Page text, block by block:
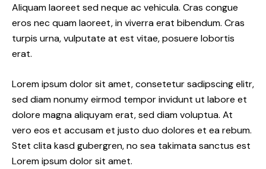
Aliquam laoreet sed neque ac vehicula. Cras congue
eros nec quam laoreet, in viverra erat bibendum. Cras
turpis urna, vulputate at est vitae, posuere lobortis
erat.
Lorem ipsum dolor sit amet, consetetur sadipscing elitr,
sed diam nonumy eirmod tempor invidunt ut labore et
dolore magna aliquyam erat, sed diam voluptua. At
vero eos et accusam et justo duo dolores et ea rebum.
Stet clita kasd gubergren, no sea takimata sanctus est
Lorem ipsum dolor sit amet.